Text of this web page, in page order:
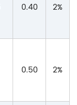
0.40 2%
0.50 2%